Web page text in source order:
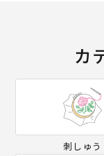
カ
刺しゅう